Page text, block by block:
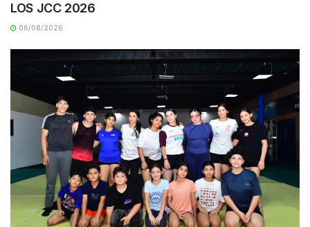
LOS JCC 2026
06/08/2026